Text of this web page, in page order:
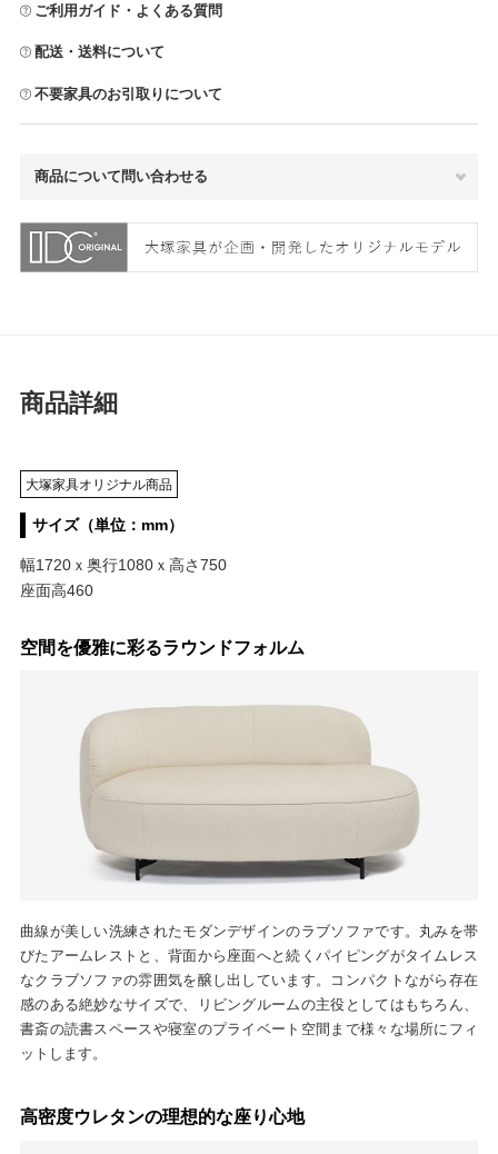
ご利用ガイド・よくある質問
配送・送料について
不要家具のお引取りについて
商品について問い合わせる
商品詳細
大塚家具オリジナル商品
サイズ（単位：mm）
幅1720ｘ奥行1080ｘ高さ750
座面高460
空間を優雅に彩るラウンドフォルム
曲線が美しい洗練されたモダンデザインのラブソファです。丸みを帯
びたアームレストと、背面から座面へと続くパイピングがタイムレス
なクラブソファの雰囲気を醸し出しています。コンパクトながら存在
感のある絶妙なサイズで、リビングルームの主役としてはもちろん、
書斎の読書スペースや寝室のプライベート空間まで様々な場所にフィ
ットします。
高密度ウレタンの理想的な座り心地